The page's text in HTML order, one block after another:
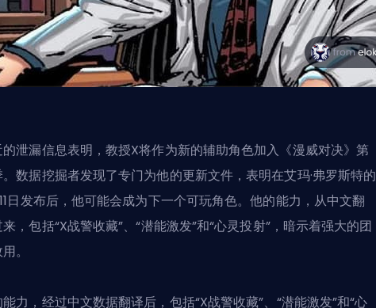
泄漏信息表明，教授X将作为新的辅助角色加入《漫威对决》第
数据挖掘者发现了专门为他的更新文件，表明在艾玛·弗罗斯特的
日发布后，他可能会成为下一个可玩角色。他的能力，从中文翻
，包括“X战警收藏”、“潜能激发”和“心灵投射”，暗示着强大的团
。
力，经过中文数据翻译后，包括“X战警收藏”、“潜能激发”和“心